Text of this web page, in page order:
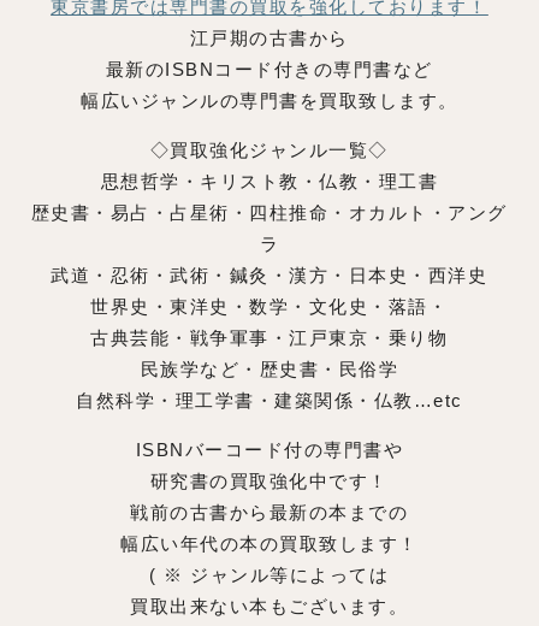
東京書房では専門書の買取を強化しております！
江戸期の古書から
最新のISBNコード付きの専門書など
幅広いジャンルの専門書を買取致します。
◇買取強化ジャンル一覧◇
思想哲学・キリスト教・仏教・理工書
歴史書・易占・占星術・四柱推命・オカルト・アング
ラ
武道・忍術・武術・鍼灸・漢方・日本史・西洋史
世界史・東洋史・数学・文化史・落語・
古典芸能・戦争軍事・江戸東京・乗り物
民族学など・歴史書・民俗学
自然科学・理工学書・建築関係・仏教…etc
ISBNバーコード付の専門書や
研究書の買取強化中です！
戦前の古書から最新の本までの
幅広い年代の本の買取致します！
( ※ ジャンル等によっては
買取出来ない本もございます。